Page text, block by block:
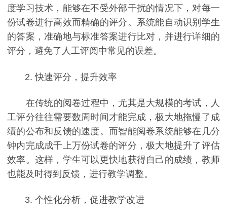
度学习技术，能够在不受外部干扰的情况下，对每一
份试卷进行高效而精确的评分。系统能自动识别学生
的答案，准确地与标准答案进行比对，并进行详细的
评分，避免了人工评阅中常见的误差。
2. 快速评分，提升效率
在传统的阅卷过程中，尤其是大规模的考试，人
工评分往往需要数周时间才能完成，极大地拖慢了成
绩的公布和反馈的速度。而智能阅卷系统能够在几分
钟内完成成千上万份试卷的评分，极大地提升了评估
效率。这样，学生可以更快地获得自己的成绩，教师
也能及时得到反馈，进行教学调整。
3. 个性化分析，促进教学改进